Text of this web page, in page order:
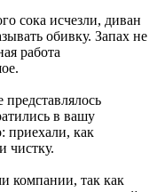
сока исчезли, диван
обивку. Запах не
работа
в вашу
приехали, как
чистку.
компании, так как